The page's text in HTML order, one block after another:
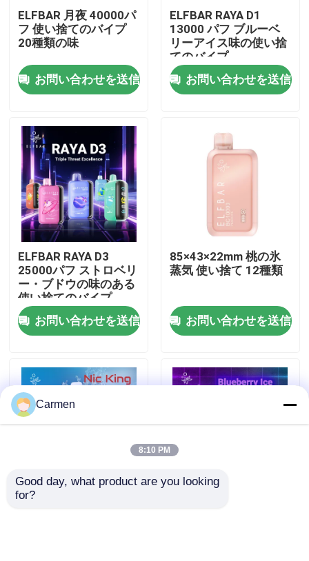
ホーム
製品
企業情報
会社案内
品質管理
お問い合わせ
ELFBAR 月夜 40000パ
フ 使い捨てのバイプ
20種類の味
お問い合わせを送信
ELFBAR RAYA D1
13000 パフ ブルーベ
リーアイス味の使い捨
てのバイプ
お問い合わせを送信
ELFBAR RAYA D3
25000パフ ストロベリ
ー・ブドウの味のある
使い捨てのバイプ
お問い合わせを送信
85×43×22mm 桃の氷
蒸気 使い捨て 12種類
お問い合わせを送信
パーソナライズドニコ
Carmen
8:10 PM
Good day, what product are you looking
for?